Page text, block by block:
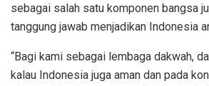
sebagai salah satu komponen bangsa
tanggung jawab menjadikan Indonesia
“Bagi kami sebagai lembaga dakwah,
kalau Indonesia juga aman dan pada